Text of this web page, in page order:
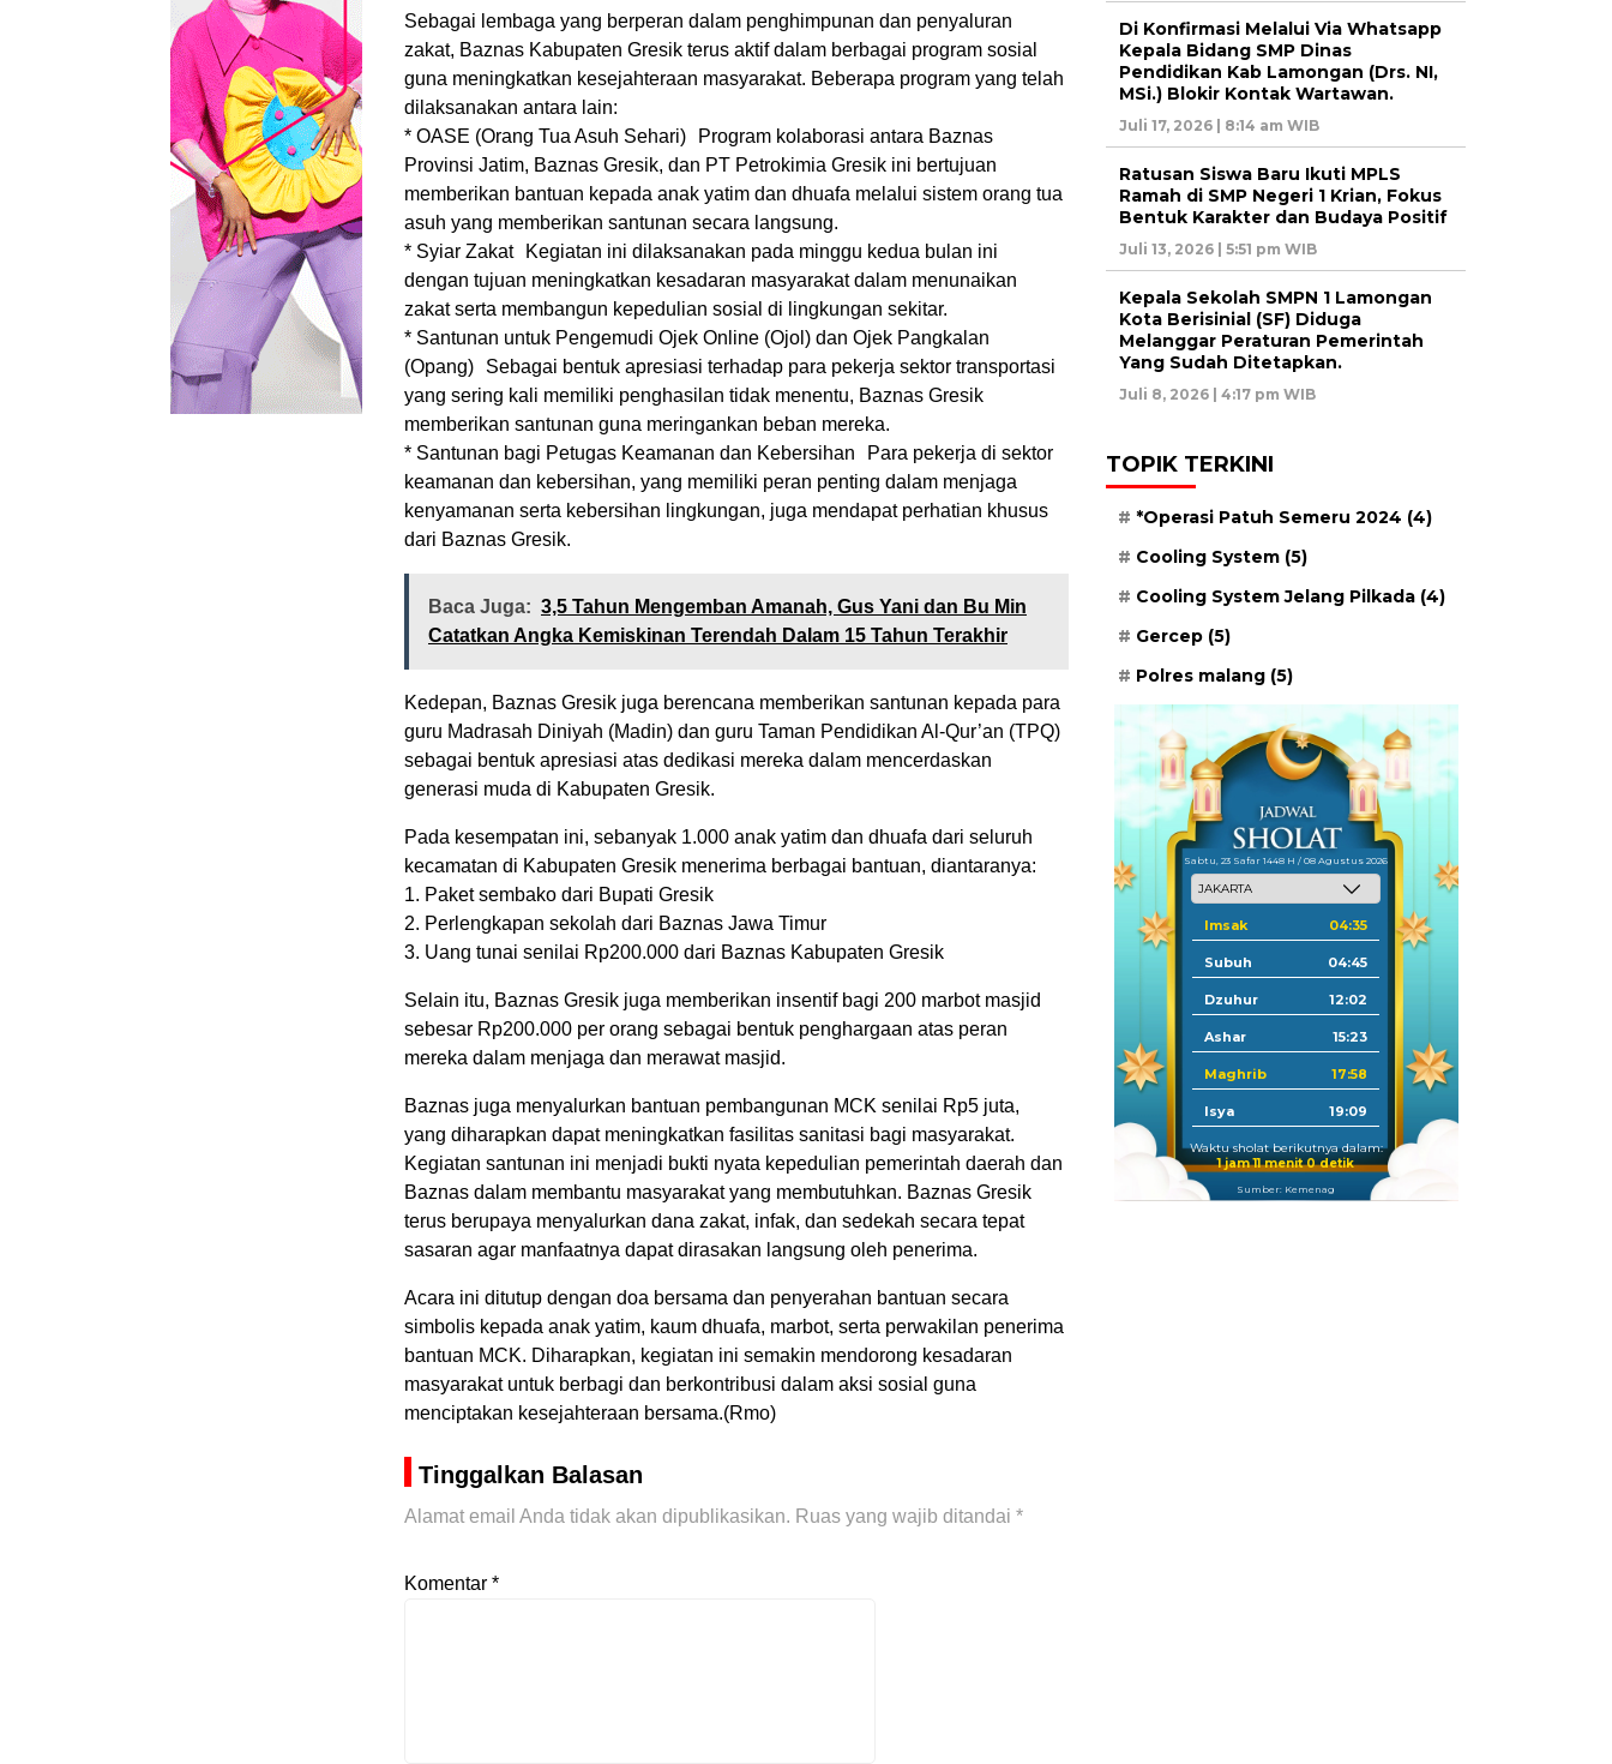
Sebagai lembaga yang berperan dalam penghimpunan dan penyaluran
zakat, Baznas Kabupaten Gresik terus aktif dalam berbagai program sosial
guna meningkatkan kesejahteraan masyarakat. Beberapa program yang telah
dilaksanakan antara lain:
* OASE (Orang Tua Asuh Sehari) Program kolaborasi antara Baznas
Provinsi Jatim, Baznas Gresik, dan PT Petrokimia Gresik ini bertujuan
memberikan bantuan kepada anak yatim dan dhuafa melalui sistem orang tua
asuh yang memberikan santunan secara langsung.
* Syiar Zakat Kegiatan ini dilaksanakan pada minggu kedua bulan ini
dengan tujuan meningkatkan kesadaran masyarakat dalam menunaikan
zakat serta membangun kepedulian sosial di lingkungan sekitar.
* Santunan untuk Pengemudi Ojek Online (Ojol) dan Ojek Pangkalan
(Opang) Sebagai bentuk apresiasi terhadap para pekerja sektor transportasi
yang sering kali memiliki penghasilan tidak menentu, Baznas Gresik
memberikan santunan guna meringankan beban mereka.
* Santunan bagi Petugas Keamanan dan Kebersihan Para pekerja di sektor
keamanan dan kebersihan, yang memiliki peran penting dalam menjaga
kenyamanan serta kebersihan lingkungan, juga mendapat perhatian khusus
dari Baznas Gresik.
Baca Juga: 3,5 Tahun Mengemban Amanah, Gus Yani dan Bu Min
Catatkan Angka Kemiskinan Terendah Dalam 15 Tahun Terakhir
Kedepan, Baznas Gresik juga berencana memberikan santunan kepada para
guru Madrasah Diniyah (Madin) dan guru Taman Pendidikan Al-Qur’an (TPQ)
sebagai bentuk apresiasi atas dedikasi mereka dalam mencerdaskan
generasi muda di Kabupaten Gresik.
Pada kesempatan ini, sebanyak 1.000 anak yatim dan dhuafa dari seluruh
kecamatan di Kabupaten Gresik menerima berbagai bantuan, diantaranya:
1. Paket sembako dari Bupati Gresik
2. Perlengkapan sekolah dari Baznas Jawa Timur
3. Uang tunai senilai Rp200.000 dari Baznas Kabupaten Gresik
Selain itu, Baznas Gresik juga memberikan insentif bagi 200 marbot masjid
sebesar Rp200.000 per orang sebagai bentuk penghargaan atas peran
mereka dalam menjaga dan merawat masjid.
Baznas juga menyalurkan bantuan pembangunan MCK senilai Rp5 juta,
yang diharapkan dapat meningkatkan fasilitas sanitasi bagi masyarakat.
Kegiatan santunan ini menjadi bukti nyata kepedulian pemerintah daerah dan
Baznas dalam membantu masyarakat yang membutuhkan. Baznas Gresik
terus berupaya menyalurkan dana zakat, infak, dan sedekah secara tepat
sasaran agar manfaatnya dapat dirasakan langsung oleh penerima.
Acara ini ditutup dengan doa bersama dan penyerahan bantuan secara
simbolis kepada anak yatim, kaum dhuafa, marbot, serta perwakilan penerima
bantuan MCK. Diharapkan, kegiatan ini semakin mendorong kesadaran
masyarakat untuk berbagi dan berkontribusi dalam aksi sosial guna
menciptakan kesejahteraan bersama.(Rmo)
Tinggalkan Balasan
Alamat email Anda tidak akan dipublikasikan. Ruas yang wajib ditandai *
Komentar *
Di Konfirmasi Melalui Via Whatsapp
Kepala Bidang SMP Dinas
Pendidikan Kab Lamongan (Drs. NI,
MSi.) Blokir Kontak Wartawan.
Juli 17, 2026 | 8:14 am WIB
Ratusan Siswa Baru Ikuti MPLS
Ramah di SMP Negeri 1 Krian, Fokus
Bentuk Karakter dan Budaya Positif
Juli 13, 2026 | 5:51 pm WIB
Kepala Sekolah SMPN 1 Lamongan
Kota Berisinial (SF) Diduga
Melanggar Peraturan Pemerintah
Yang Sudah Ditetapkan.
Juli 8, 2026 | 4:17 pm WIB
TOPIK TERKINI
*Operasi Patuh Semeru 2024 (4)
Cooling System (5)
Cooling System Jelang Pilkada (4)
Gercep (5)
Polres malang (5)
Sabtu, 23 Safar 1448 H / 08 Agustus 2026
Imsak 04:35
Subuh 04:45
Dzuhur 12:02
Ashar 15:23
Maghrib 17:58
Isya 19:09
Waktu sholat berikutnya dalam:
1 jam 10 menit 59 detik
Sumber: Kemenag